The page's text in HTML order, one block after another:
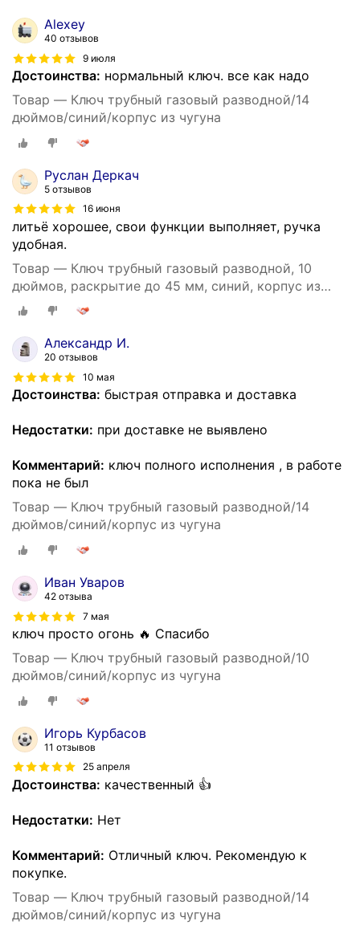
Alexey
40 отзывов
9 июля
Достоинства: нормальный ключ. все как надо
Товар — Ключ трубный газовый разводной/14
дюймов/синий/корпус из чугуна
Руслан Деркач
5 отзывов
16 июня
литьё хорошее, свои функции выполняет, ручка
удобная.
Товар — Ключ трубный газовый разводной, 10
дюймов, раскрытие до 45 мм, синий, корпус из
чугуна
Александр И.
20 отзывов
10 мая
Достоинства: быстрая отправка и доставка
Недостатки: при доставке не выявлено
Комментарий: ключ полного исполнения , в работе
пока не был
Товар — Ключ трубный газовый разводной/14
дюймов/синий/корпус из чугуна
Иван Уваров
42 отзыва
7 мая
ключ просто огонь 🔥 Спасибо
Товар — Ключ трубный газовый разводной/10
дюймов/синий/корпус из чугуна
Игорь Курбасов
11 отзывов
25 апреля
Достоинства: качественный 👍
Недостатки: Нет
Комментарий: Отличный ключ. Рекомендую к
покупке.
Товар — Ключ трубный газовый разводной/14
дюймов/синий/корпус из чугуна